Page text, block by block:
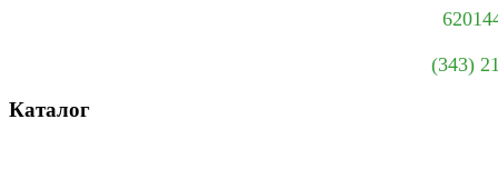
(343)
Каталог